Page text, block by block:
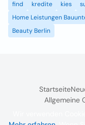
find kredite kies
Home Leistungen
Beauty Berlin
Startseite
Allgemeine
Wir verwenden